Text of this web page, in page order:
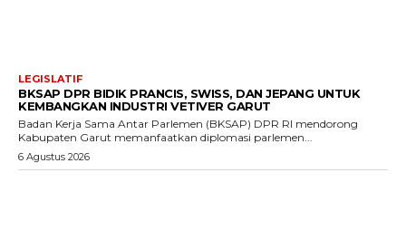
LEGISLATIF
BKSAP DPR BIDIK PRANCIS, SWISS, DAN JEPANG UNTUK
KEMBANGKAN INDUSTRI VETIVER GARUT
Badan Kerja Sama Antar Parlemen (BKSAP) DPR RI mendorong
Kabupaten Garut memanfaatkan diplomasi parlemen...
6 Agustus 2026